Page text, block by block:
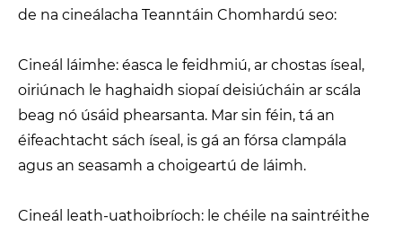
de na cineálacha Teanntáin Chomhardú seo:
Cineál láimhe: éasca le feidhmiú, ar chostas íseal,
oiriúnach le haghaidh siopaí deisiúcháin ar scála
beag nó úsáid phearsanta. Mar sin féin, tá an
éifeachtacht sách íseal, is gá an fórsa clampála
agus an seasamh a choigeartú de láimh.
Cineál leath-uathoibríoch: le chéile na saintréithe